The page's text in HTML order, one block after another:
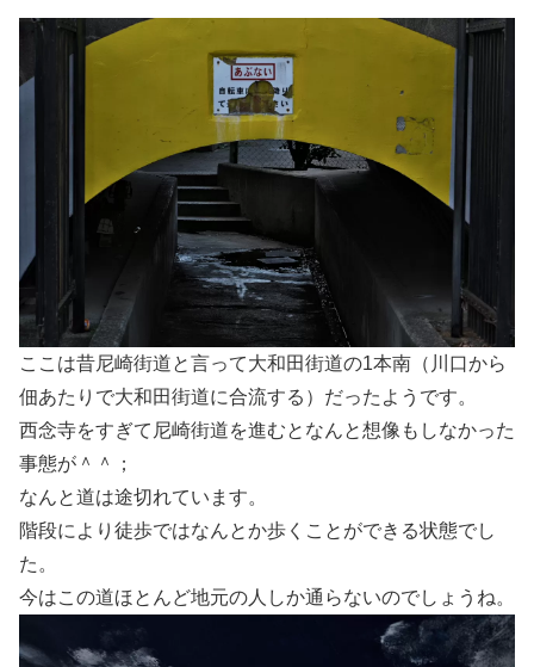
ここは昔尼崎街道と言って大和田街道の1本南（川口から
佃あたりで大和田街道に合流する）だったようです。
西念寺をすぎて尼崎街道を進むとなんと想像もしなかった
事態が＾＾；
なんと道は途切れています。
階段により徒歩ではなんとか歩くことができる状態でし
た。
今はこの道ほとんど地元の人しか通らないのでしょうね。